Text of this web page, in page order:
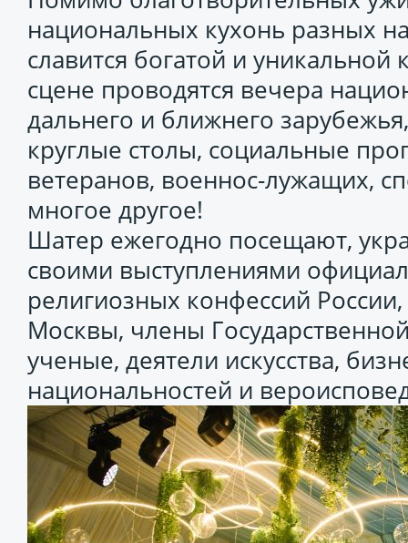
национальных кухонь разных
славится богатой и
сцене проводятся вечера
дальнего и ближнего
круглые столы, социальные
ветеранов, военнос-лужащих,
многое другое!
Шатер ежегодно посещают,
своими выступлениями
религиозных конфессий
Москвы, члены
ученые, деятели искусства,
национальностей и